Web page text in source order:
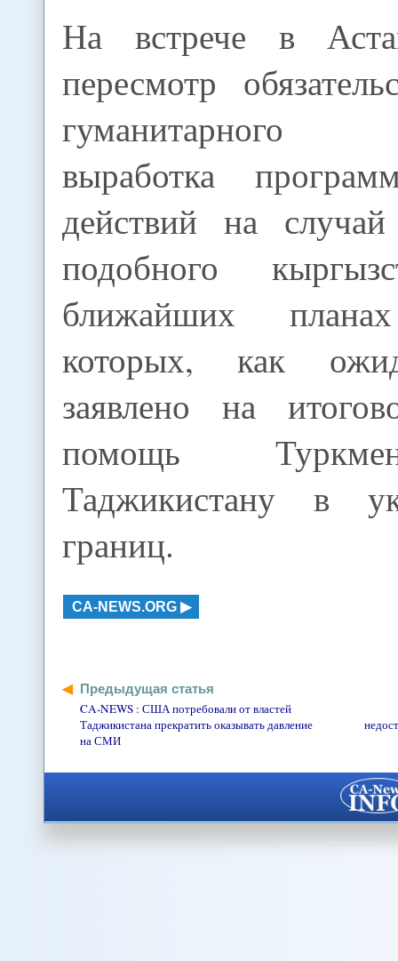
На встрече в
пересмотр
гуманитарного
выработка
действий на
подобного
ближайших
которых, как
заявлено на
помощь
Таджикистану в
границ.
CA-NEWS.ORG
Предыдущая статья
CA-NEWS : США потребовали от властей
Таджикистана прекратить оказывать давление
на СМИ